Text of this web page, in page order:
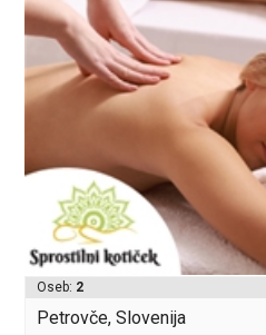
Oseb: 2
Petrovče, Slovenija